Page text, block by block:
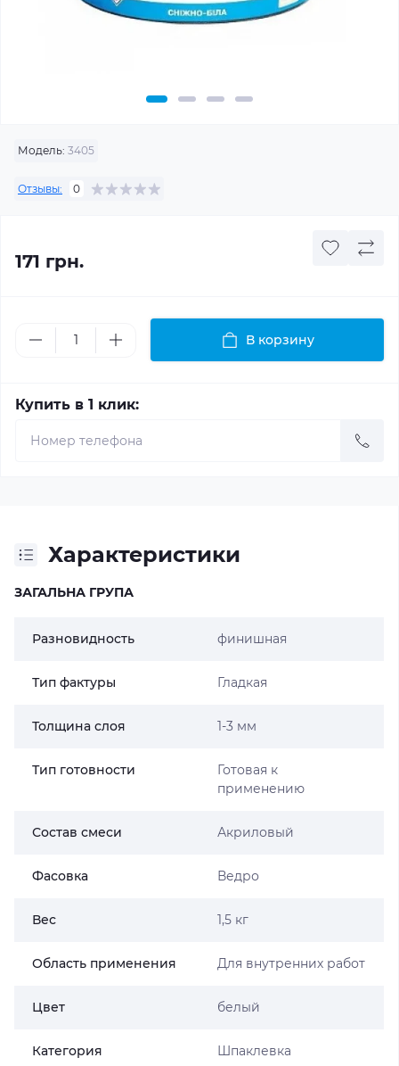
Модель: 3405
Отзывы: 0
171 грн.
В корзину
Купить в 1 клик:
Характеристики
ЗАГАЛЬНА ГРУПА
Разновидность финишная
Тип фактуры Гладкая
Толщина слоя 1-3 мм
Тип готовности
Готовая к
применению
Состав смеси Акриловый
Фасовка Ведро
Вес 1,5 кг
Область применения Для внутренних работ
Цвет белый
Категория Шпаклевка